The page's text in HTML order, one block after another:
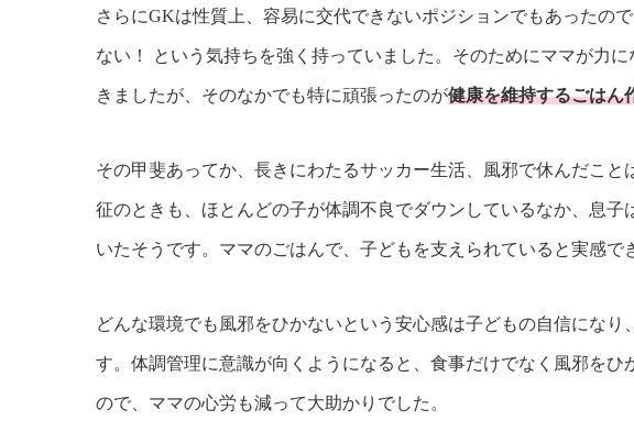
さらにGKは性質上、容易に交代できないポジションでもあったの
ない！ という気持ちを強く持っていました。そのためにママが力
きましたが、そのなかでも特に頑張ったのが健康を維持するごはん
その甲斐あってか、長きにわたるサッカー生活、風邪で休んだこと
征のときも、ほとんどの子が体調不良でダウンしているなか、息子
いたそうです。ママのごはんで、子どもを支えられていると実感で
どんな環境でも風邪をひかないという安心感は子どもの自信になり
す。体調管理に意識が向くようになると、食事だけでなく風邪をひ
ので、ママの心労も減って大助かりでした。